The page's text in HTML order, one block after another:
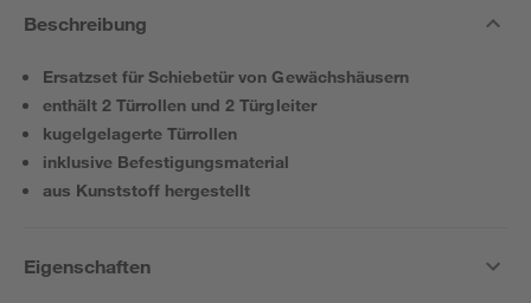
Beschreibung
Ersatzset für Schiebetür von Gewächshäusern
enthält 2 Türrollen und 2 Türgleiter
kugelgelagerte Türrollen
inklusive Befestigungsmaterial
aus Kunststoff hergestellt
Eigenschaften